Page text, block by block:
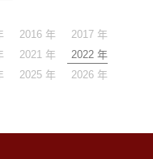
2016 年
2017 年
2021 年
2022 年
2025 年 2026 年